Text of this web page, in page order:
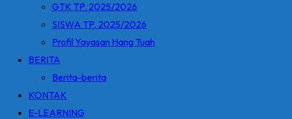
GTK TP. 2025/2026
SISWA TP. 2025/2026
Profil Yayasan Hang Tuah
BERITA
Berita-berita
KONTAK
E-LEARNING